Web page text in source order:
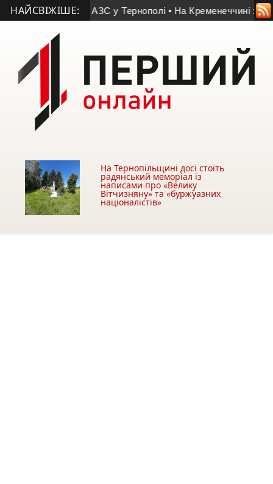
НАЙСВІЖІШЕ:
знайшли біля АЗС у Тернополі • На Кременеччині хочуть
На Тернопільщині досі стоїть
радянський меморіал із
написами про «Велику
Вітчизняну» та «буржуазних
націоналістів»